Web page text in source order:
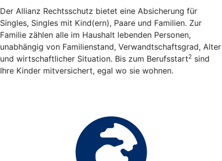
Der Allianz Rechtsschutz bietet eine Absicherung für
Singles, Singles mit Kind(ern), Paare und Familien. Zur
Familie zählen alle im Haushalt lebenden Personen,
unabhängig von Familienstand, Verwandtschaftsgrad, Alter
und wirtschaftlicher Situation. Bis zum Berufsstart2 sind
Ihre Kinder mitversichert, egal wo sie wohnen.